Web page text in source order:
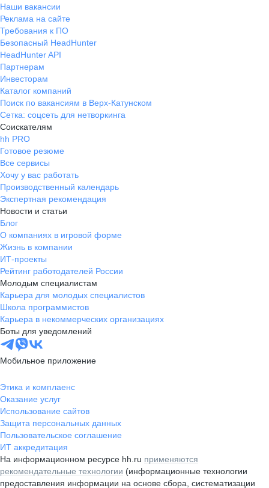
Наши вакансии
Реклама на сайте
Требования к ПО
Безопасный HeadHunter
HeadHunter API
Партнерам
Инвесторам
Каталог компаний
Поиск по вакансиям в Верх-Катунском
Сетка: соцсеть для нетворкинга
Соискателям
hh PRO
Готовое резюме
Все сервисы
Хочу у вас работать
Производственный календарь
Экспертная рекомендация
Новости и статьи
Блог
О компаниях в игровой форме
Жизнь в компании
ИТ-проекты
Рейтинг работодателей России
Молодым специалистам
Карьера для молодых специалистов
Школа программистов
Карьера в некоммерческих организациях
Боты для уведомлений
Мобильное приложение
Этика и комплаенс
Оказание услуг
Использование сайтов
Защита персональных данных
Пользовательское соглашение
ИТ аккредитация
На информационном ресурсе hh.ru применяются
рекомендательные технологии (информационные технологии
предоставления информации на основе сбора, систематизации